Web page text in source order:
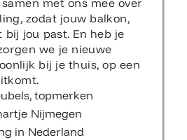
zodat jouw balkon,
jou past. En heb je
we je nieuwe
bij je thuis, op een
topmerken
Nijmegen
in Nederland